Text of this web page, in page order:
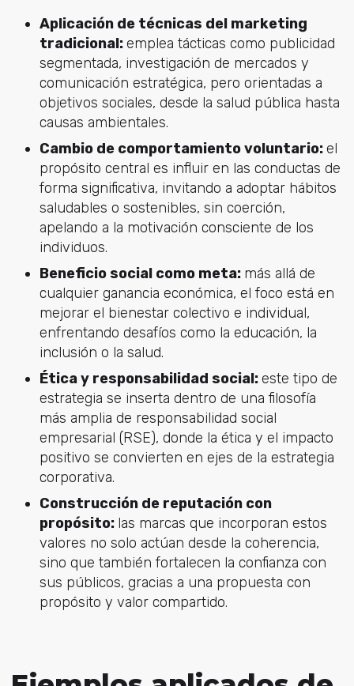
Aplicación de técnicas del marketing
tradicional:emplea tácticas como publicidad
segmentada, investigación de mercados y
comunicación estratégica, pero orientadas a
objetivos sociales, desde la salud pública hasta
causas ambientales.
Cambio de comportamiento voluntario:el
propósito central es influir en las conductas de
forma significativa, invitando a adoptar hábitos
saludables o sostenibles, sin coerción,
apelando a la motivación consciente de los
individuos.
Beneficio social como meta: más allá de
cualquier ganancia económica, el foco está en
mejorar el bienestar colectivo e individual,
enfrentando desafíos como la educación, la
inclusión o la salud.
Ética y responsabilidad social:este tipo de
estrategia se inserta dentro de una filosofía
más amplia de responsabilidad social
empresarial (RSE), donde la ética y el impacto
positivo se convierten en ejes de la estrategia
corporativa.
Construcción de reputación con
propósito: las marcas que incorporan estos
valores no solo actúan desde la coherencia,
sino que también fortalecen la confianza con
sus públicos, gracias a una propuesta con
propósito y valor compartido.